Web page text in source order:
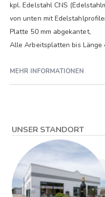
kpl. Edelstahl CNS
von unten mit
Platte 50 mm abgekantet,
Alle Arbeitsplatten bis Länge
MEHR INFORMATIONEN
UNSER STANDORT